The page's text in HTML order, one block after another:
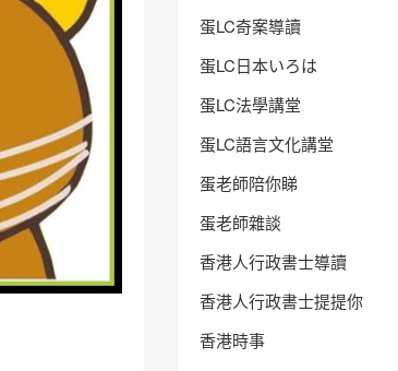
蛋LC奇案導讀
蛋LC日本いろは
蛋LC法學講堂
蛋LC語言文化講堂
蛋老師陪你睇
蛋老師雜談
香港人行政書士導讀
香港人行政書士提提你
香港時事